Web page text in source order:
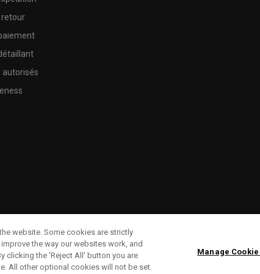
retour
autorisés
website. Some cookies are strictly
the way our websites work, and
clicking the ‘Reject All' button you are
All other optional cookies will not be set.
Manage